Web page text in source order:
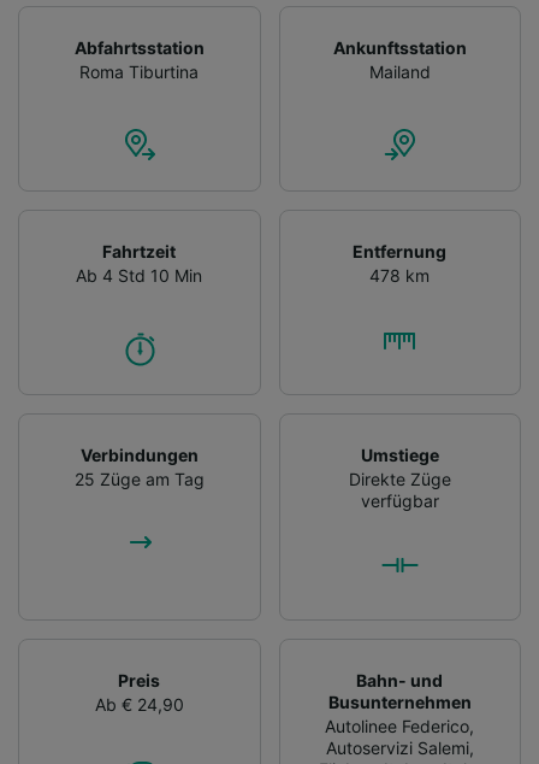
Abfahrtsstation
Roma Tiburtina
Ankunftsstation
Mailand
Fahrtzeit
Ab 4 Std 10 Min
Entfernung
478 km
Verbindungen
25 Züge am Tag
Umstiege
Direkte Züge
verfügbar
Preis
Ab € 24,90
Bahn- und
Busunternehmen
Autolinee Federico,
Autoservizi Salemi,